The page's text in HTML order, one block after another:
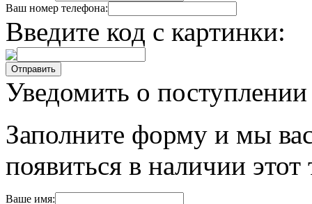
Ваш номер телефона:
Введите код с картинки:
Уведомить о поступлении
Заполните форму и мы
появиться в наличии этот
Ваше имя: